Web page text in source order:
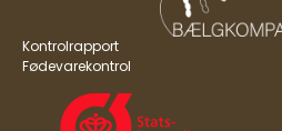
Kontrolrapport
Fødevarekontrol